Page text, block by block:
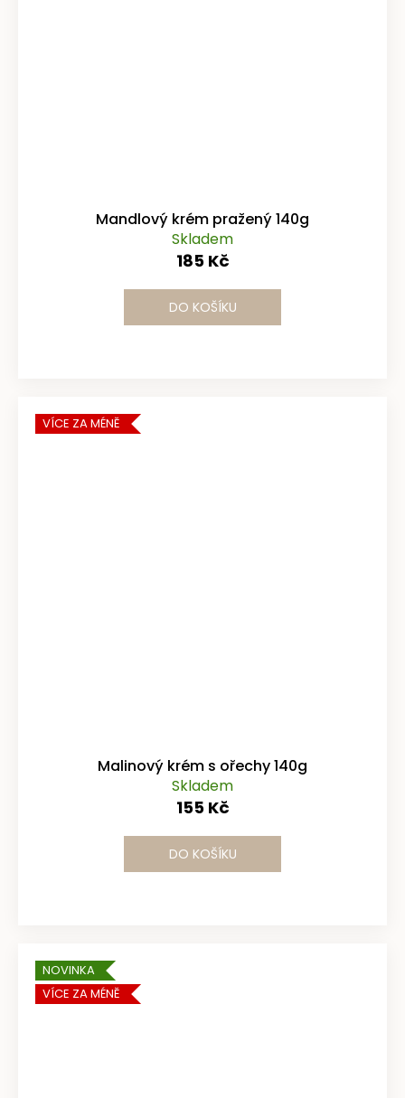
Mandlový krém pražený 140g
Skladem
185 Kč
DO KOŠÍKU
VÍCE ZA MÉNĚ
Malinový krém s ořechy 140g
Skladem
155 Kč
DO KOŠÍKU
NOVINKA
VÍCE ZA MÉNĚ